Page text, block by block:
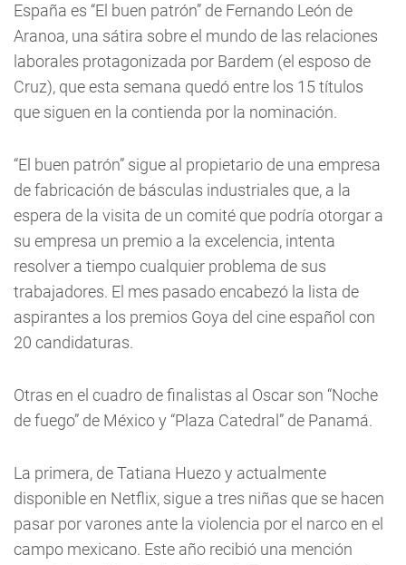
España es “El buen patrón” de Fernando León de
Aranoa, una sátira sobre el mundo de las relaciones
laborales protagonizada por Bardem (el esposo de
Cruz), que esta semana quedó entre los 15 títulos
que siguen en la contienda por la nominación.
“El buen patrón” sigue al propietario de una empresa
de fabricación de básculas industriales que, a la
espera de la visita de un comité que podría otorgar a
su empresa un premio a la excelencia, intenta
resolver a tiempo cualquier problema de sus
trabajadores. El mes pasado encabezó la lista de
aspirantes a los premios Goya del cine español con
20 candidaturas.
Otras en el cuadro de finalistas al Oscar son “Noche
de fuego” de México y “Plaza Catedral” de Panamá.
La primera, de Tatiana Huezo y actualmente
disponible en Netflix, sigue a tres niñas que se hacen
pasar por varones ante la violencia por el narco en el
campo mexicano. Este año recibió una mención